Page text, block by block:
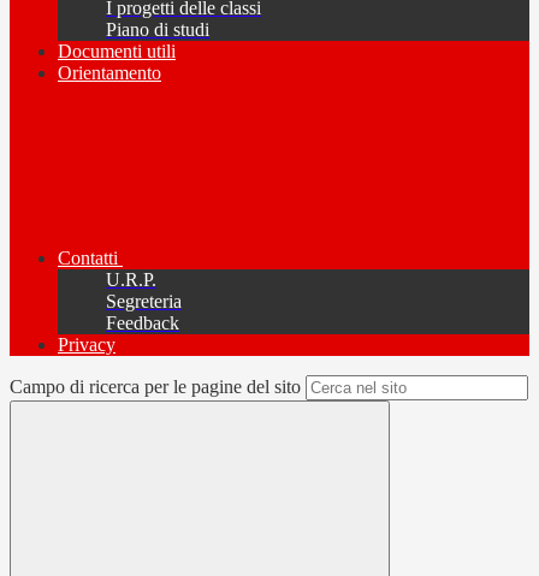
I progetti delle classi
Piano di studi
Documenti utili
Orientamento
Contatti
U.R.P.
Segreteria
Feedback
Privacy
Campo di ricerca per le pagine del sito